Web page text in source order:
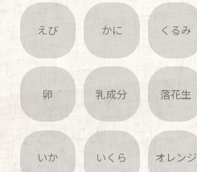
えび かに くるみ
卵 乳成分 落花生
いか いくら オレンジ